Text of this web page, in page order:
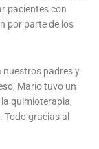
pacientes con
por parte de los
nuestros padres y
Mario tuvo un
quimioterapia,
gracias al